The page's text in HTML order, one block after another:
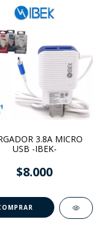
3.8A MICRO
USB -IBEK-
$8.000